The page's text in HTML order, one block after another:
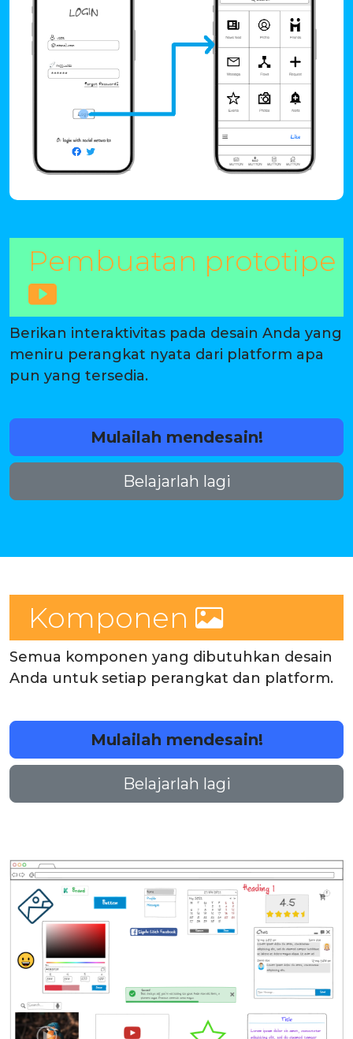
Pembuatan prototipe
Berikan interaktivitas pada desain Anda yang
meniru perangkat nyata dari platform apa
pun yang tersedia.
Mulailah mendesain!
Belajarlah lagi
Komponen
Semua komponen yang dibutuhkan desain
Anda untuk setiap perangkat dan platform.
Mulailah mendesain!
Belajarlah lagi